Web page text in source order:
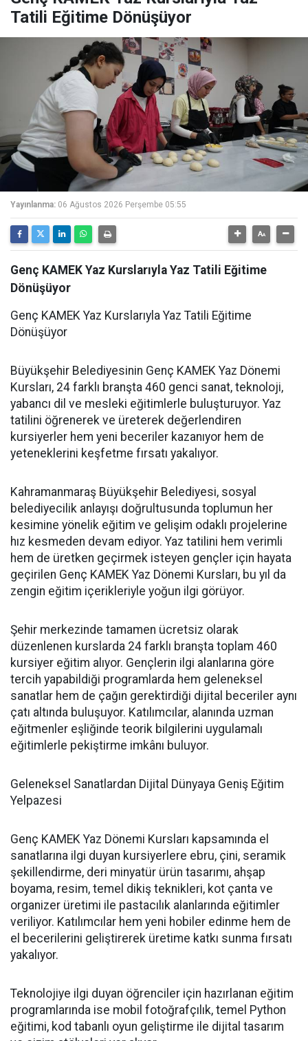
Tatili Eğitime Dönüşüyor
Yayınlanma: 06 Ağustos 2026 Perşembe 05:55
Genç KAMEK Yaz Kurslarıyla Yaz Tatili Eğitime
Dönüşüyor
Genç KAMEK Yaz Kurslarıyla Yaz Tatili Eğitime
Dönüşüyor
Büyükşehir Belediyesinin Genç KAMEK Yaz Dönemi
Kursları, 24 farklı branşta 460 genci sanat, teknoloji,
yabancı dil ve mesleki eğitimlerle buluşturuyor. Yaz
tatilini öğrenerek ve üreterek değerlendiren
kursiyerler hem yeni beceriler kazanıyor hem de
yeteneklerini keşfetme fırsatı yakalıyor.
Kahramanmaraş Büyükşehir Belediyesi, sosyal
belediyecilik anlayışı doğrultusunda toplumun her
kesimine yönelik eğitim ve gelişim odaklı projelerine
hız kesmeden devam ediyor. Yaz tatilini hem verimli
hem de üretken geçirmek isteyen gençler için hayata
geçirilen Genç KAMEK Yaz Dönemi Kursları, bu yıl da
zengin eğitim içerikleriyle yoğun ilgi görüyor.
Şehir merkezinde tamamen ücretsiz olarak
düzenlenen kurslarda 24 farklı branşta toplam 460
kursiyer eğitim alıyor. Gençlerin ilgi alanlarına göre
tercih yapabildiği programlarda hem geleneksel
sanatlar hem de çağın gerektirdiği dijital beceriler aynı
çatı altında buluşuyor. Katılımcılar, alanında uzman
eğitmenler eşliğinde teorik bilgilerini uygulamalı
eğitimlerle pekiştirme imkânı buluyor.
Geleneksel Sanatlardan Dijital Dünyaya Geniş Eğitim
Yelpazesi
Genç KAMEK Yaz Dönemi Kursları kapsamında el
sanatlarına ilgi duyan kursiyerlere ebru, çini, seramik
şekillendirme, deri minyatür ürün tasarımı, ahşap
boyama, resim, temel dikiş teknikleri, kot çanta ve
organizer üretimi ile pastacılık alanlarında eğitimler
veriliyor. Katılımcılar hem yeni hobiler edinme hem de
el becerilerini geliştirerek üretime katkı sunma fırsatı
yakalıyor.
Teknolojiye ilgi duyan öğrenciler için hazırlanan eğitim
programlarında ise mobil fotoğrafçılık, temel Python
eğitimi, kod tabanlı oyun geliştirme ile dijital tasarım